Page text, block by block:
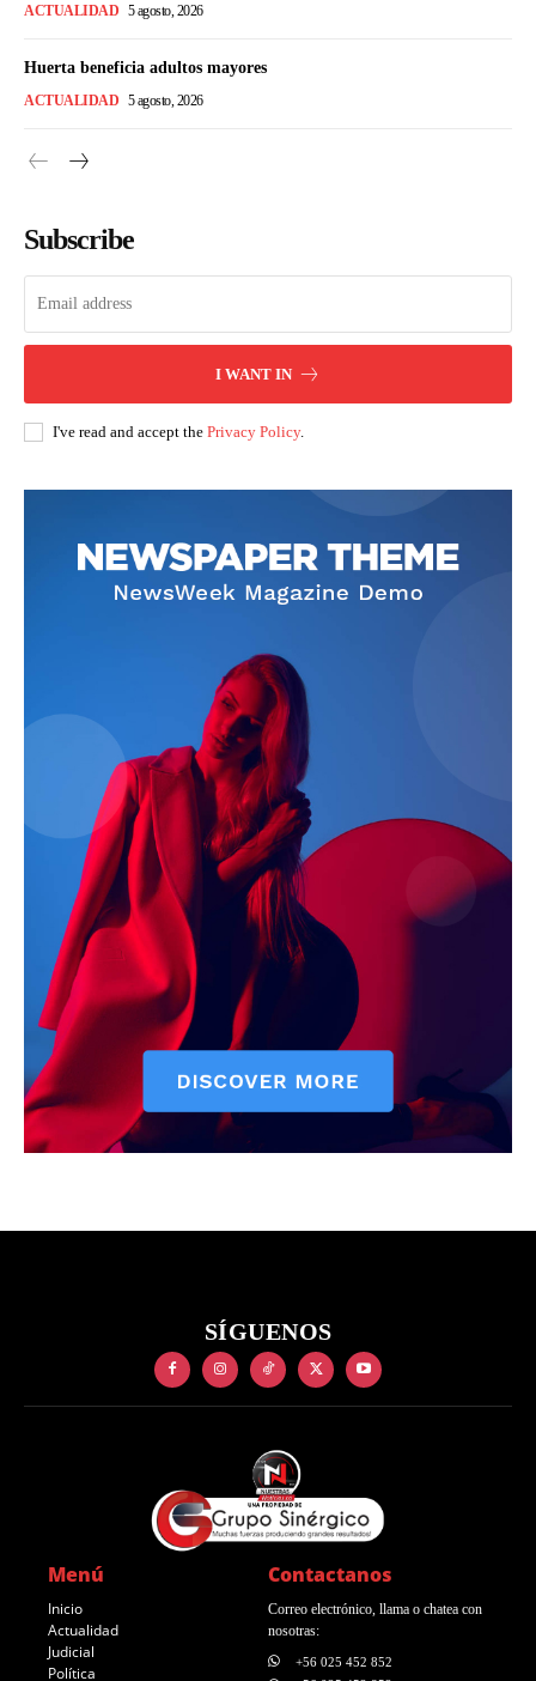
ACTUALIDAD 5 agosto, 2026
Huerta beneficia adultos mayores
ACTUALIDAD 5 agosto, 2026
Subscribe
I WANT IN
I've read and accept the Privacy Policy.
SÍGUENOS
Menú
Inicio
Actualidad
Judicial
Política
Contactanos
Correo electrónico, llama o chatea con
nosotras:
+56 025 452 852